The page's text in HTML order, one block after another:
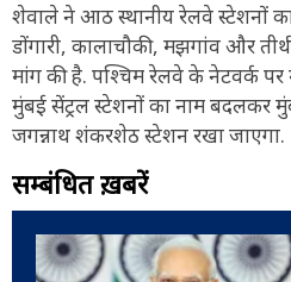
शेवाले ने आठ स्थानीय रेलवे स्टेशनों
डोंगारी, कालाचौकी, मझगांव और
मांग की है. पश्चिम रेलवे के नेटवर्क पर
मुंबई सेंट्रल स्टेशनों का नाम बदलकर
जगन्नाथ शंकरशेठ स्टेशन रखा जाएगा.
सम्बंधित ख़बरें